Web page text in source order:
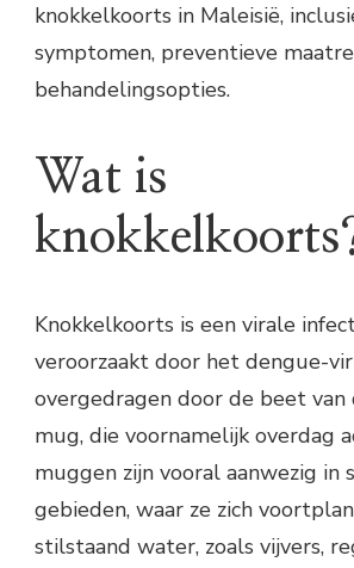
knokkelkoorts in Maleisië,
symptomen, preventieve
behandelingsopties.
Wat is
Knokkelkoorts is een virale
veroorzaakt door het dengue-
overgedragen door de beet van
mug, die voornamelijk overdag
muggen zijn vooral aanwezig in
gebieden, waar ze zich
stilstaand water, zoals vijvers,